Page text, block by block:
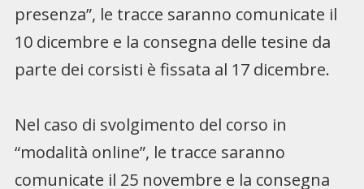
presenza”, le tracce saranno comunicate il
10 dicembre e la consegna delle tesine da
parte dei corsisti è fissata al 17 dicembre.
Nel caso di svolgimento del corso in
“modalità online”, le tracce saranno
comunicate il 25 novembre e la consegna